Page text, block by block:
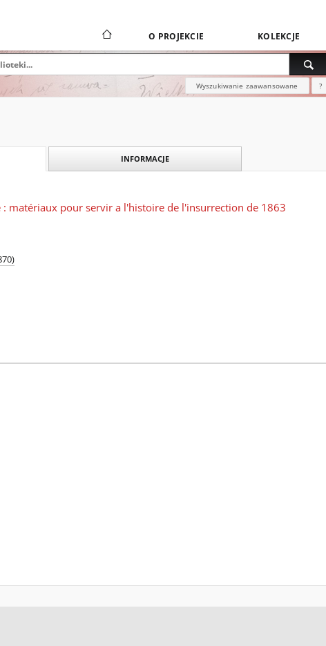
O PROJEKCIE KOLEKCJE
Wyszukiwanie zaawansowane ?
INFORMACJE
matériaux pour servir a l'histoire de l'insurrection de 1863